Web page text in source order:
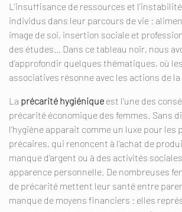
L’insuffisance de ressources et
individus dans leur parcours de vie :
image de soi, insertion sociale et
des études… Dans ce tableau noir, nous
d’approfondir quelques thématiques, où
associatives résonne avec les actions de
La précarité hygiénique est l’une des
précarité économique des femmes. Sans
l’hygiène apparait comme un luxe pour les
précaires, qui renoncent à l’achat de
manque d’argent ou à des activités
apparence personnelle. De nombreuses
de précarité mettent leur santé entre
manque de moyens financiers : elles